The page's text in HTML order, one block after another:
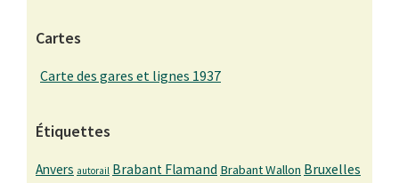
Cartes
Carte des gares et lignes 1937
Étiquettes
Anvers autorail Brabant Flamand Brabant Wallon Bruxelles